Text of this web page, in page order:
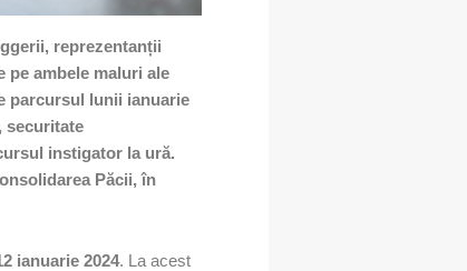
reprezentanții
pe ambele maluri ale
parcursul lunii ianuarie
securitate
instigator la ură.
Păcii, în
ianuarie 2024. La acest